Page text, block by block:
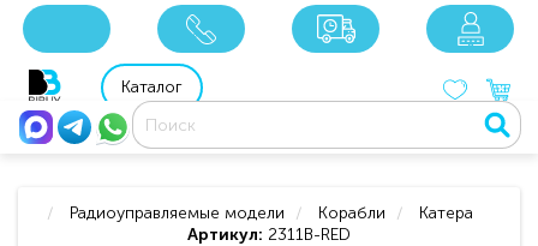
8 800 201 92 06
Каталог
Радиоуправляемые модели Корабли
Катера
Артикул: 2311B-RED
xxx